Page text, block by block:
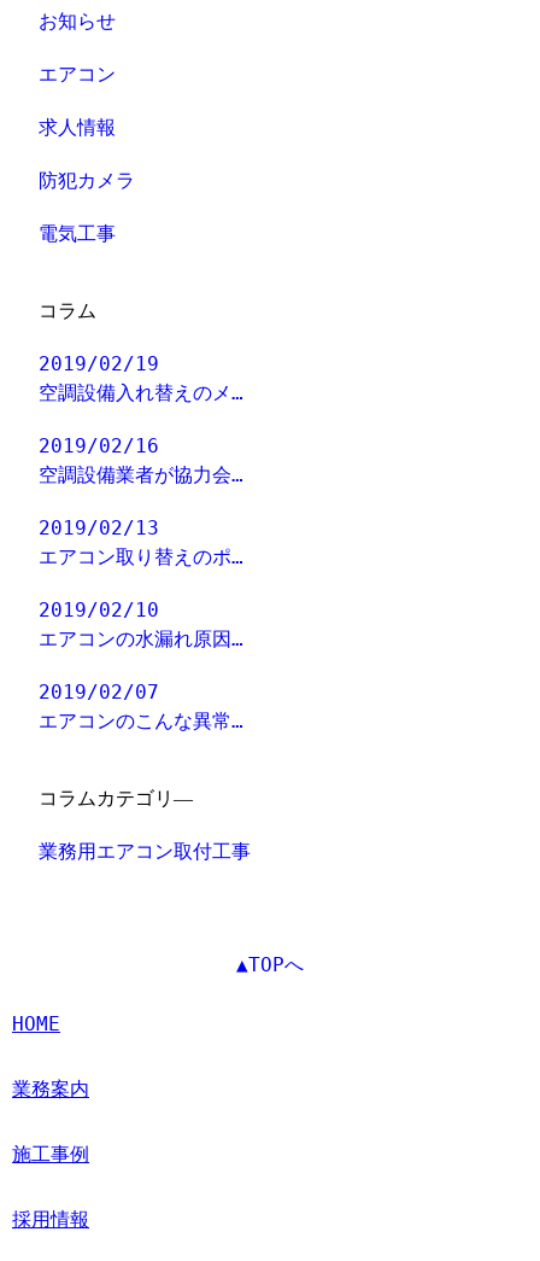
お知らせ
エアコン
求人情報
防犯カメラ
電気工事
コラム
2019/02/19
空調設備入れ替えのメ…
2019/02/16
空調設備業者が協力会…
2019/02/13
エアコン取り替えのポ…
2019/02/10
エアコンの水漏れ原因…
2019/02/07
エアコンのこんな異常…
コラムカテゴリ―
業務用エアコン取付工事
▲TOPへ
HOME
業務案内
施工事例
採用情報